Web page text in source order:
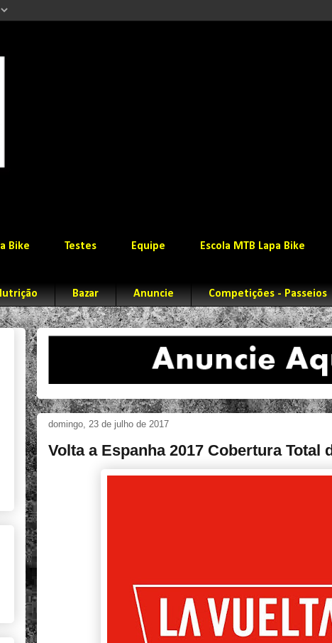
Bike Testes Equipe Escola MTB Lapa Bike
Bazar Anuncie Competições - Passeios
domingo, 23 de julho de 2017
Volta a Espanha 2017 Cobertura Total